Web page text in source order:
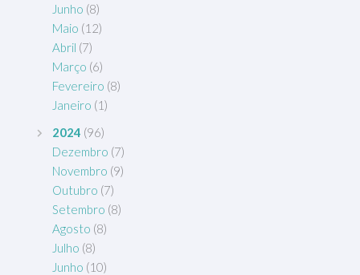
Junho (8)
Maio (12)
Abril (7)
Março (6)
Fevereiro (8)
Janeiro (1)
2024 (96)
Dezembro (7)
Novembro (9)
Outubro (7)
Setembro (8)
Agosto (8)
Julho (8)
Junho (10)